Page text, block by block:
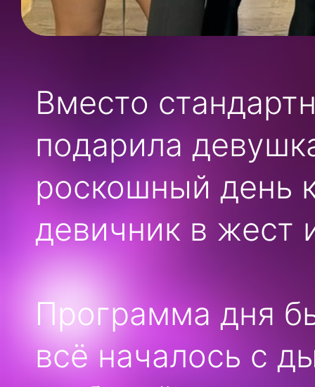
Вместо
подарила
роскошный день
девичник в жест
Программа дня
всё началось с